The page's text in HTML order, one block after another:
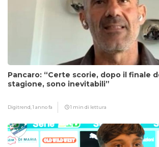
Pancaro: “Certe scorie, dopo il finale
stagione, sono inevitabili”
Digitrend,1 anno fa 1 min di lettura